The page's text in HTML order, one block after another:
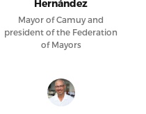
Hernández
Mayor of Camuy and
president of the Federation
of Mayors